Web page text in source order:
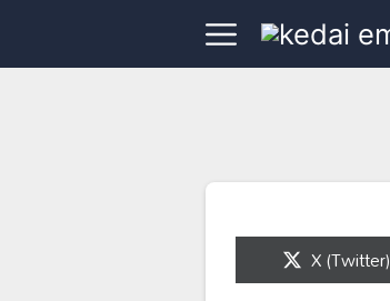
Share
on
X (Twitter)